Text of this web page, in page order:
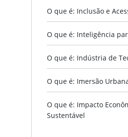
O que é: Inclusão e
O que é: Inteligência
O que é: Indústria de
O que é: Imersão
O que é: Impacto
Sustentável